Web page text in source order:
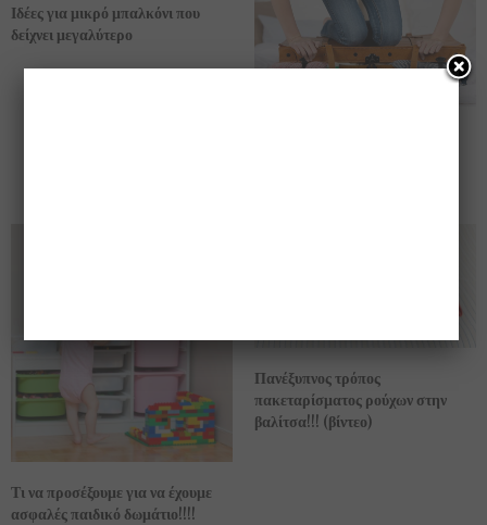
Ιδέες για μικρό μπαλκόνι που
δείχνει μεγαλύτερο
Τι να προσέξουμε για να έχουμε
ασφαλές παιδικό δωμάτιο!!!!
Πανέξυπνος τρόπος
πακεταρίσματος ρούχων στην
βαλίτσα!!! (βίντεο)